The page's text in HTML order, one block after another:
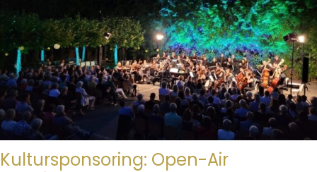
Kultursponsoring: Open-Air